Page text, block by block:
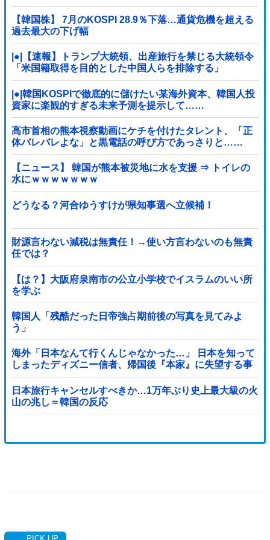
【韓国株】 7月のKOSPI 28.9％下落…通貨危機を超える
過去最大の下げ幅
|●|【速報】トランプ大統領、出産旅行を禁じる大統領令
「米国籍取得を目的とした中国人らを排除する」
|●|韓国KOSPIで徹底的に儲けたい某海外資本、韓国人投
資家に楽観的すぎる未来予測を提示して……
高市首相の熊本視察動画にケチを付けたタレント、「正
体バレバレよな」と黒電話の呼び方であっさりと……
【ニュース】 韓国が熊本被災地に水を支援 ⇒ トイレの
水にｗｗｗｗｗｗｗ
どうなる？河合ゆうすけが県知事選へ立候補！
財源言わない減税は無責任！→使い方言わないのも無責
任では？
【は？】大阪府泉南市の公立小学校でイスラムのいい所
を学ぶ
韓国人「残酷だった日帝強占期前後の写真を見てみよ
う」
海外「日本なんて行くんじゃなかった…」 日本を知って
しまったディズニー信者、帰国後『本家』に失望する事
態に
日本旅行キャンセルすべきか…1万年ぶり史上最大級の火
山の兆し＝韓国の反応